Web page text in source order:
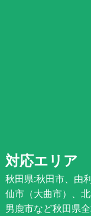
対応エリア
秋田県:秋田市、由
仙市（大曲市）、
男鹿市など秋田県